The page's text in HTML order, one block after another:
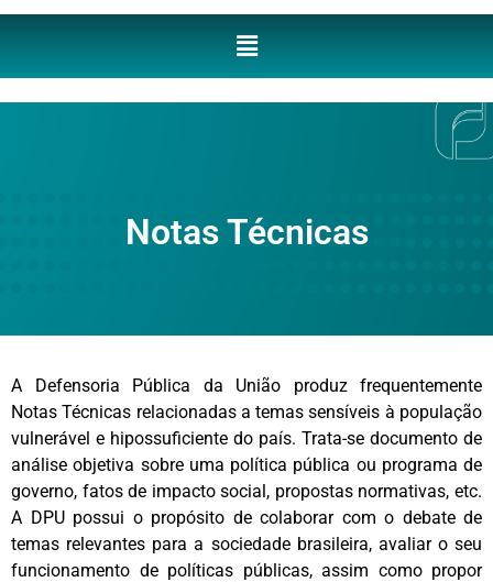
Notas Técnicas
A Defensoria Pública da União produz frequentemente
Notas Técnicas relacionadas a temas sensíveis à população
vulnerável e hipossuficiente do país. Trata-se documento de
análise objetiva sobre uma política pública ou programa de
governo, fatos de impacto social, propostas normativas, etc.
A DPU possui o propósito de colaborar com o debate de
temas relevantes para a sociedade brasileira, avaliar o seu
funcionamento de políticas públicas, assim como propor